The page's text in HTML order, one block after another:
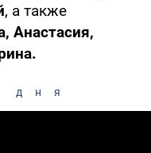
, а также
Анастасия,
дня